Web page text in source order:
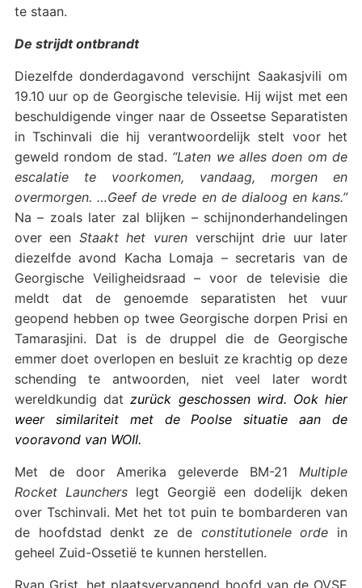
te staan.
De strijdt ontbrandt
Diezelfde donderdagavond verschijnt Saakasjvili om
19.10 uur op de Georgische televisie. Hij wijst met een
beschuldigende vinger naar de Osseetse Separatisten
in Tschinvali die hij verantwoordelijk stelt voor het
geweld rondom de stad. “Laten we alles doen om de
escalatie te voorkomen, vandaag, morgen en
overmorgen. …Geef de vrede en de dialoog en kans.”
Na – zoals later zal blijken – schijnonderhandelingen
over een Staakt het vuren verschijnt drie uur later
diezelfde avond Kacha Lomaja – secretaris van de
Georgische Veiligheidsraad – voor de televisie die
meldt dat de genoemde separatisten het vuur
geopend hebben op twee Georgische dorpen Prisi en
Tamarasjini. Dat is de druppel die de Georgische
emmer doet overlopen en besluit ze krachtig op deze
schending te antwoorden, niet veel later wordt
wereldkundig datzurück geschossen wird. Ook hier
weer similariteit met de Poolse situatie aan de
vooravond van WOII.
Met de door Amerika geleverde BM-21 Multiple
Rocket Launcherslegt Georgië een dodelijk deken
over Tschinvali. Met het tot puin te bombarderen van
de hoofdstad denkt ze de constitutionele orde in
geheel Zuid-Ossetië te kunnen herstellen.
Ryan Grist, het plaatsvervangend hoofd van de OVSE